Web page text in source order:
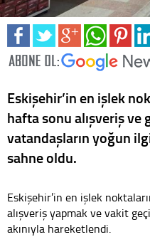
Eskişehir’in en işlek
hafta sonu alışveriş ve
vatandaşların yoğun
sahne oldu.
Eskişehir’in en işlek
alışveriş yapmak ve vakit
akınıyla hareketlendi.